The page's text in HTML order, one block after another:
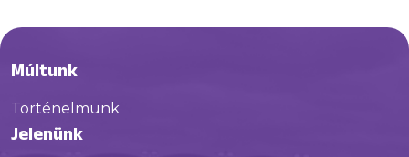
Múltunk
Történelmünk
Jelenünk